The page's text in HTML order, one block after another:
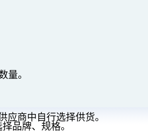
量。
应商中自行选择供货。
品牌、规格。